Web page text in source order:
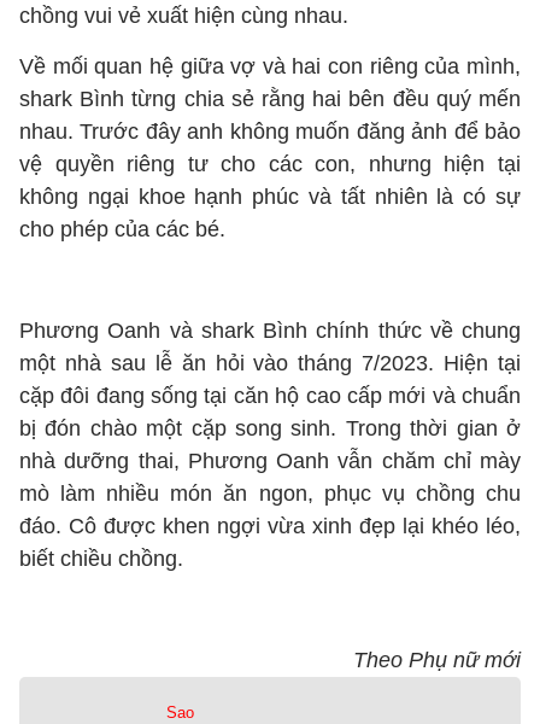
chồng vui vẻ xuất hiện cùng nhau.
Về mối quan hệ giữa vợ và hai con riêng của mình,
shark Bình từng chia sẻ rằng hai bên đều quý mến
nhau. Trước đây anh không muốn đăng ảnh để bảo
vệ quyền riêng tư cho các con, nhưng hiện tại
không ngại khoe hạnh phúc và tất nhiên là có sự
cho phép của các bé.
Phương Oanh và shark Bình chính thức về chung
một nhà sau lễ ăn hỏi vào tháng 7/2023. Hiện tại
cặp đôi đang sống tại căn hộ cao cấp mới và chuẩn
bị đón chào một cặp song sinh. Trong thời gian ở
nhà dưỡng thai, Phương Oanh vẫn chăm chỉ mày
mò làm nhiều món ăn ngon, phục vụ chồng chu
đáo. Cô được khen ngợi vừa xinh đẹp lại khéo léo,
biết chiều chồng.
Theo Phụ nữ mới
Sao